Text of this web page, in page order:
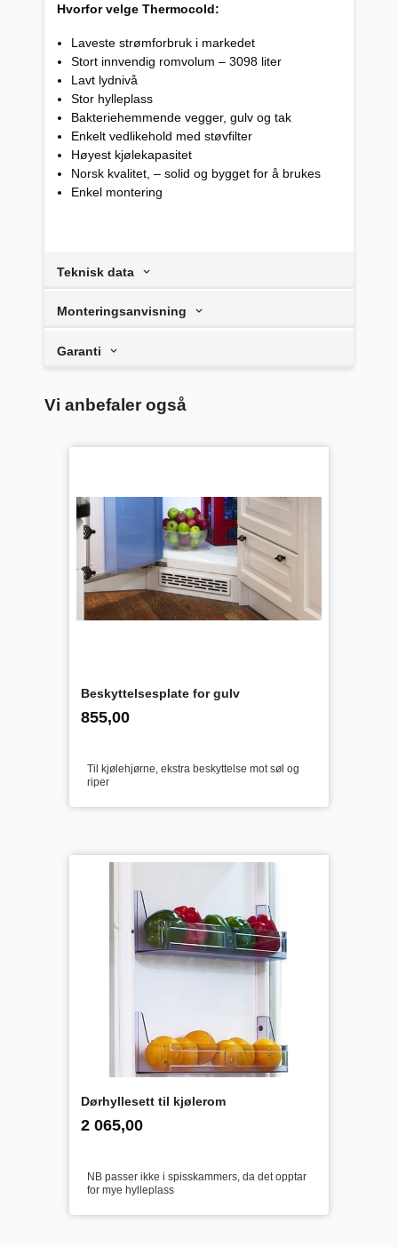
Hvorfor velge Thermocold:
Laveste strømforbruk i markedet
Stort innvendig romvolum – 3098 liter
Lavt lydnivå
Stor hylleplass
Bakteriehemmende vegger, gulv og tak
Enkelt vedlikehold med støvfilter
Høyest kjølekapasitet
Norsk kvalitet, – solid og bygget for å brukes
Enkel montering
Teknisk data
Monteringsanvisning
Garanti
Vi anbefaler også
Beskyttelsesplate for gulv
Pris
855,00mva.
Til kjølehjørne, ekstra beskyttelse mot søl og
riper
Dørhyllesett til kjølerom
Pris
2 065,00mva.
NB passer ikke i spisskammers, da det opptar
for mye hylleplass